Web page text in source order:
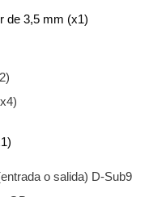
de 3,5 mm (x1)
o salida) D-Sub9